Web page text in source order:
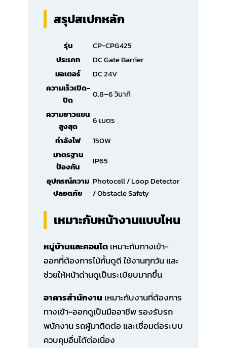
สรุปสเปกหลัก
รุ่น
CP-CPG425
ประเภท
DC Gate Barrier
มอเตอร์
DC 24V
ความเร็วเปิด-
ปิด
0.8–6 วินาที
ความยาวแขน
สูงสุด
6 เมตร
กำลังไฟ
150W
มาตรฐาน
ป้องกัน
IP65
อุปกรณ์ความ
ปลอดภัย
Photocell / Loop Detector
/ Obstacle Safety
เหมาะกับหน้างานแบบไหน
หมู่บ้านและคอนโดเหมาะกับทางเข้า-
ออกที่ต้องการไม้กั้นดูดี ใช้งานทุกวัน และ
ช่วยให้หน้าด่านดูเป็นระเบียบมากขึ้น
อาคารสำนักงาน เหมาะกับงานที่ต้องการ
ทางเข้า-ออกดูเป็นมืออาชีพ รองรับรถ
พนักงาน รถผู้มาติดต่อ และเชื่อมต่อระบบ
ควบคุมอื่นได้ต่อเนื่อง